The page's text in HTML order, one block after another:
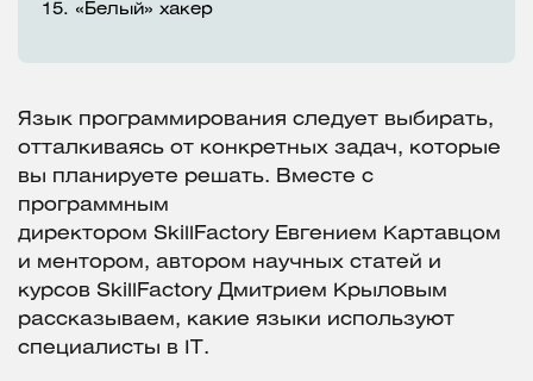
15. «Белый» хакер
Язык программирования следует выбирать,
отталкиваясь от конкретных задач, которые
вы планируете решать. Вместе с
программным
директором SkillFactory Евгением Картавцом
и ментором, автором научных статей и
курсов SkillFactory Дмитрием Крыловым
рассказываем, какие языки используют
специалисты в IT.